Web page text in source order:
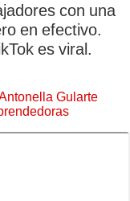
con una
en efectivo.
es viral.
Gularte